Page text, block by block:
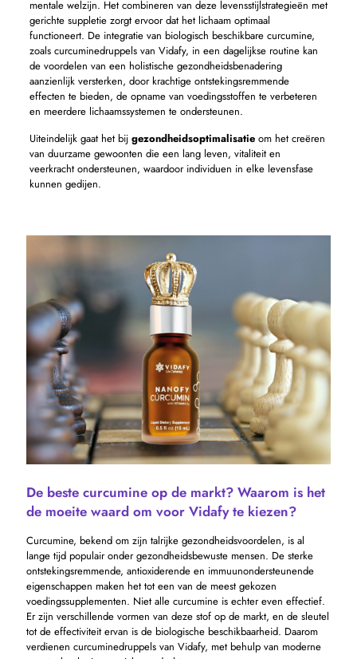
mentale welzijn. Het combineren van deze levensstijlstrategieën met
gerichte suppletie zorgt ervoor dat het lichaam optimaal
functioneert. De integratie van biologisch beschikbare curcumine,
zoals curcuminedruppels van Vidafy, in een dagelijkse routine kan
de voordelen van een holistische gezondheidsbenadering
aanzienlijk versterken, door krachtige ontstekingsremmende
effecten te bieden, de opname van voedingsstoffen te verbeteren
en meerdere lichaamssystemen te ondersteunen.
Uiteindelijk gaat het bij gezondheidsoptimalisatieom het creëren
van duurzame gewoonten die een lang leven, vitaliteit en
veerkracht ondersteunen, waardoor individuen in elke levensfase
kunnen gedijen.
De beste curcumine op de markt? Waarom is het
de moeite waard om voor Vidafy te kiezen?
Curcumine, bekend om zijn talrijke gezondheidsvoordelen, is al
lange tijd populair onder gezondheidsbewuste mensen. De sterke
ontstekingsremmende, antioxiderende en immuunondersteunende
eigenschappen maken het tot een van de meest gekozen
voedingssupplementen. Niet alle curcumine is echter even effectief.
Er zijn verschillende vormen van deze stof op de markt, en de sleutel
tot de effectiviteit ervan is de biologische beschikbaarheid. Daarom
verdienen curcuminedruppels van Vidafy, met behulp van moderne